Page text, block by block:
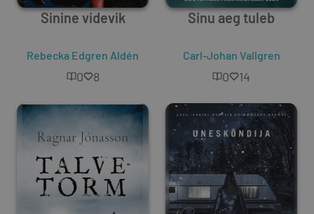
Sinine videvik
Rebecka Edgren Aldén
0 8
Sinu aeg tuleb
Carl-Johan Vallgren
0 14